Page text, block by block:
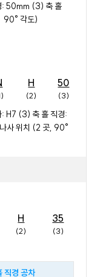
: 50mm (3) 축 홀
90° 각도)
H 50
(2) (3)
H7 (3) 축 홀 직경:
사 위치 (2 곳, 90°
H 35
(2) (3)
직경 공차